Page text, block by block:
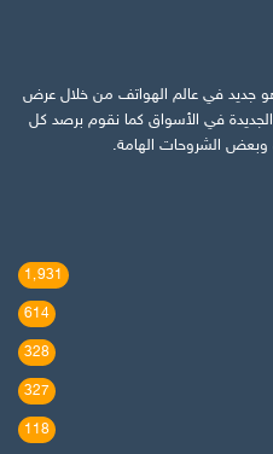
جديد في عالم الهواتف من خلال عرض
في الأسواق كما نقوم برصد كل
وبعض الشروحات الهامة.
1٬931
614
328
327
118